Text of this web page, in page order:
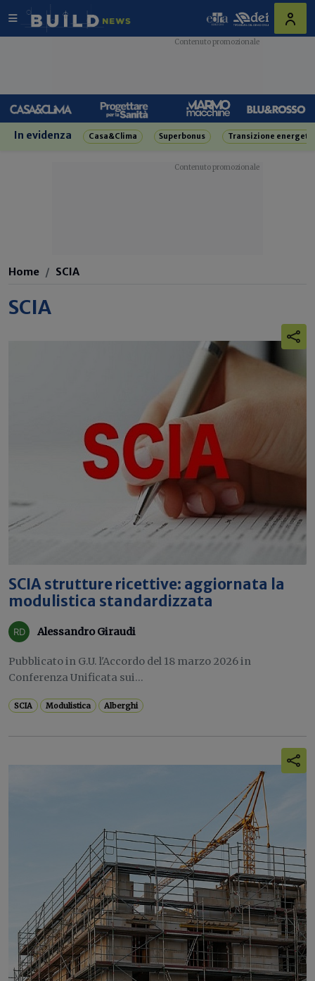
In evidenza Casa&Clima Superbonus Transizione
Home SCIA
SCIA
SCIA strutture ricettive: aggiornata la
modulistica standardizzata
Alessandro Giraudi
Pubblicato in G.U. l'Accordo del 18 marzo 2026 in
Conferenza Unificata sui...
SCIA Modulistica Alberghi